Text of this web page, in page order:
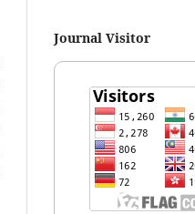
Journal Visitor